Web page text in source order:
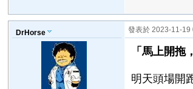
DrHorse 發表於 2023-11-19
「馬上開拖
明天頭場開